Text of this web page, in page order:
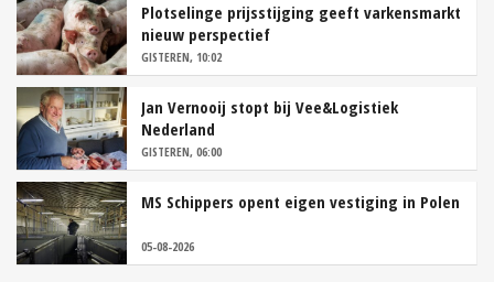
Plotselinge prijsstijging geeft varkensmarkt
nieuw perspectief
GISTEREN, 10:02
Jan Vernooij stopt bij Vee&Logistiek
Nederland
GISTEREN, 06:00
MS Schippers opent eigen vestiging in Polen
05-08-2026